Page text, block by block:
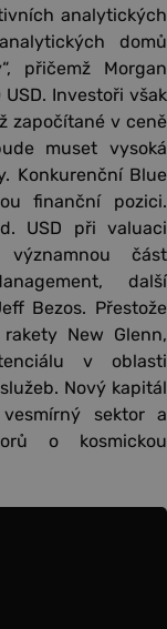
analytických
domů
přičemž Morgan
Investoři však
započítané v ceně
muset vysoká
Konkurenční Blue
finanční pozici.
USD při valuaci
část
další
Bezos. Přestože
New Glenn,
v oblasti
Nový kapitál
sektor a
o kosmickou